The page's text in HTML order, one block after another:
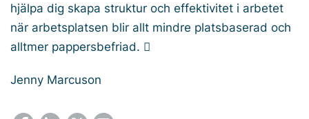
hjälpa dig skapa struktur och effektivitet i arbetet
när arbetsplatsen blir allt mindre platsbaserad och
alltmer pappersbefriad. 
Jenny Marcuson